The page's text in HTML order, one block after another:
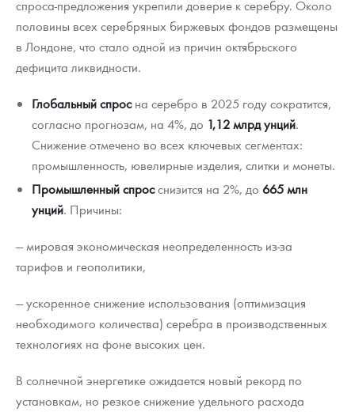
спроса-предложения укрепили доверие к серебру. Около
половины всех серебряных биржевых фондов размещены
в Лондоне, что стало одной из причин октябрьского
дефицита ликвидности.
Глобальный спросна серебро в 2025 году сократится,
согласно прогнозам, на 4%, до 1,12 млрд унций.
Снижение отмечено во всех ключевых сегментах:
промышленность, ювелирные изделия, слитки и монеты.
Промышленный спросснизится на 2%, до665 млн
унций. Причины:
— мировая экономическая неопределенность из-за
тарифов и геополитики,
— ускоренное снижение использования (оптимизация
необходимого количества) серебра в производственных
технологиях на фоне высоких цен.
В солнечной энергетике ожидается новый рекорд по
установкам, но резкое снижение удельного расхода